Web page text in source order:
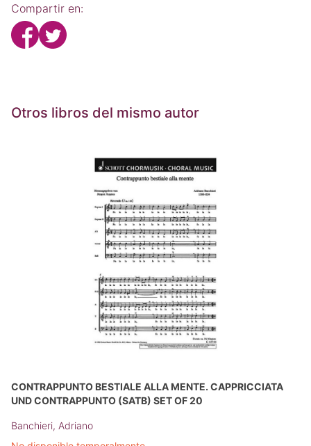
Compartir en:
Otros libros del mismo autor
CONTRAPPUNTO BESTIALE ALLA MENTE. CAPPRICCIATA
UND CONTRAPPUNTO (SATB) SET OF 20
Banchieri, Adriano